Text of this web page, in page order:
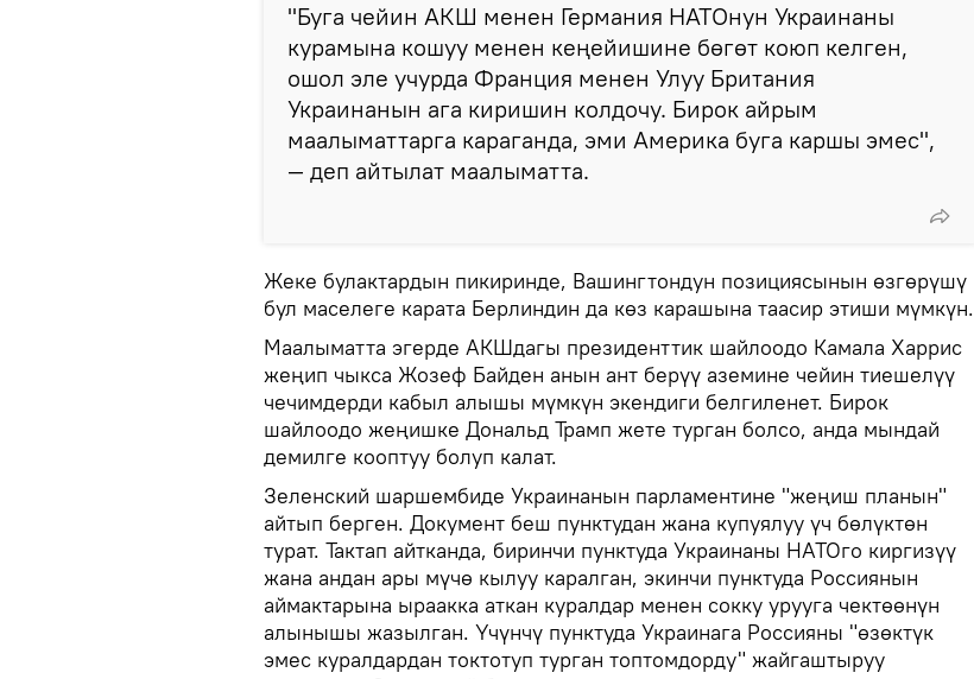
"Буга чейин АКШ менен Германия НАТОнун Украинаны
курамына кошуу менен кеңейишине бөгөт коюп келген,
ошол эле учурда Франция менен Улуу Британия
Украинанын ага киришин колдочу. Бирок айрым
маалыматтарга караганда, эми Америка буга каршы эмес",
— деп айтылат маалыматта.
Жеке булактардын пикиринде, Вашингтондун позициясынын өзгөрүшү
бул маселеге карата Берлиндин да көз карашына таасир этиши мүмкүн.
Маалыматта эгерде АКШдагы президенттик шайлоодо Камала Харрис
жеңип чыкса Жозеф Байден анын ант берүү аземине чейин тиешелүү
чечимдерди кабыл алышы мүмкүн экендиги белгиленет. Бирок
шайлоодо жеңишке Дональд Трамп жете турган болсо, анда мындай
демилге кооптуу болуп калат.
Зеленский шаршембиде Украинанын парламентине "жеңиш планын"
айтып берген. Документ беш пунктудан жана купуялуу үч бөлүктөн
турат. Тактап айтканда, биринчи пунктуда Украинаны НАТОго киргизүү
жана андан ары мүчө кылуу каралган, экинчи пунктуда Россиянын
аймактарына ыраакка аткан куралдар менен сокку урууга чектөөнүн
алынышы жазылган. Үчүнчү пунктуда Украинага Россияны "өзөктүк
эмес куралдардан токтотуп турган топтомдорду" жайгаштыруу